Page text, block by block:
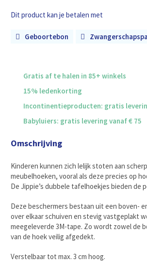
Dit product kan je betalen met
Geboortebon
Gratis af te halen in 85+ winkels
15% ledenkorting
Incontinentieproducten: gratis
Babyluiers: gratis levering vanaf € 75
Omschrijving
Kinderen kunnen zich lelijk stoten aan
meubelhoeken, vooral als deze precies op
De Jippie’s dubbele tafelhoekjes bieden de
Deze beschermers bestaan uit een boven-
over elkaar schuiven en stevig vastgeplakt
meegeleverde 3M-tape. Zo wordt zowel de
van de hoek veilig afgedekt.
Verstelbaar tot max. 3 cm hoog.